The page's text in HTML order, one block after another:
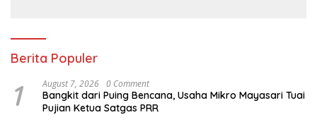
Berita Populer
1 August 7, 2026 0 Comment
Bangkit dari Puing Bencana, Usaha Mikro Mayasari Tuai
Pujian Ketua Satgas PRR